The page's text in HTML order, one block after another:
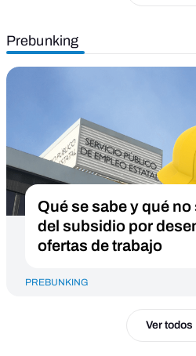
Prebunking
Qué se sabe y qué
del subsidio por
ofertas de trabajo
PREBUNKING
Ver todos